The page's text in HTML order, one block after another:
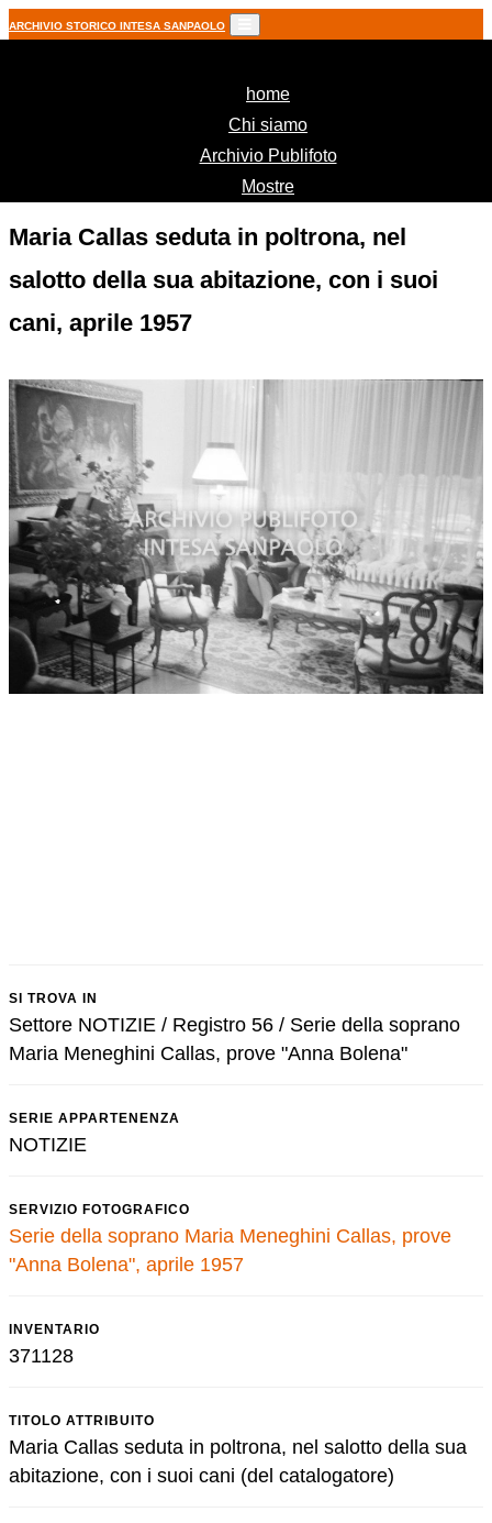
ARCHIVIO STORICO INTESA SANPAOLO
home(current)
Chi siamo
Archivio Publifoto
Mostre
Maria Callas seduta in poltrona, nel
salotto della sua abitazione, con i suoi
cani, aprile 1957
SI TROVA IN
Settore NOTIZIE / Registro 56 / Serie della soprano
Maria Meneghini Callas, prove "Anna Bolena"
SERIE APPARTENENZA
NOTIZIE
SERVIZIO FOTOGRAFICO
Serie della soprano Maria Meneghini Callas, prove
"Anna Bolena", aprile 1957
INVENTARIO
371128
TITOLO ATTRIBUITO
Maria Callas seduta in poltrona, nel salotto della sua
abitazione, con i suoi cani (del catalogatore)